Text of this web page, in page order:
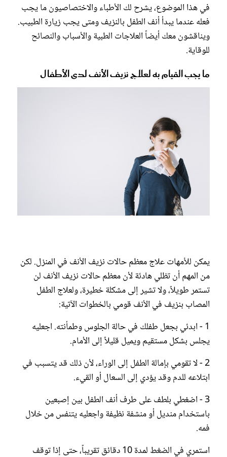
في هذا الموضوع، يشرح لك الأطباء والاختصاصيون ما يجب
فعله عندما يبدأ أنف الطفل بالنزيف ومتى يجب زيارة الطبيب.
ويناقشون معك أيضاً العلاجات الطبية والأسباب والنصائح
للوقاية.
ما يجب القيام به لعلاج نزيف الأنف لدى الأطفال
يمكن للأمهات علاج معظم حالات نزيف الأنف في المنزل. لكن
من المهم أن تظلي هادئة لأن معظم حالات نزيف الأنف لن
تستمر طويلاً، ولا تشير إلى مشكلة خطيرة، ولعلاج الطفل
المصاب بنزيف في الأنف قومي بالخطوات الآتية:
1 - ابدئي بجعل طفلك في حالة الجلوس وطمأنته. اجعليه
يجلس بشكل مستقيم ويميل قليلاً إلى الأمام.
2 - لا تقومي بإمالة الطفل إلى الوراء، لأن ذلك قد يتسبب في
ابتلاعه للدم وقد يؤدي إلى السعال أو القيء.
3 - اضغطي بلطف على طرف أنف الطفل بين إصبعين
باستخدام منديل أو منشفة نظيفة واجعليه يتنفس من خلال
فمه.
استمري في الضغط لمدة 10 دقائق تقريباً، حتى إذا توقف